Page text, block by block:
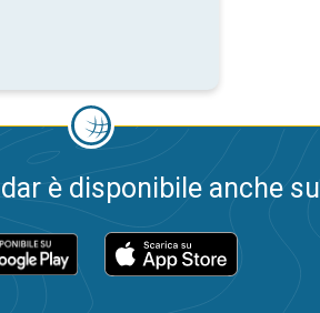
è disponibile anche su